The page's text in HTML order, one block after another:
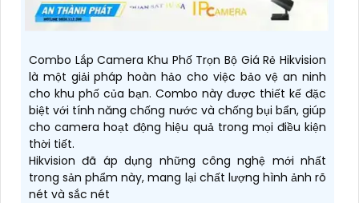
Combo Lắp Camera Khu Phố Trọn Bộ Giá Rẻ Hikvision
là một giải pháp hoàn hảo cho việc bảo vệ an ninh
cho khu phố của bạn. Combo này được thiết kế đặc
biệt với tính năng chống nước và chống bụi bẩn, giúp
cho camera hoạt động hiệu quả trong mọi điều kiện
thời tiết.
Hikvision đã áp dụng những công nghệ mới nhất
trong sản phẩm này, mang lại chất lượng hình ảnh rõ
nét và sắc nét